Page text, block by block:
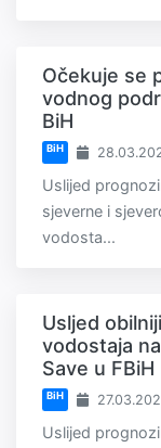
Očekuje se
vodnog
BiH
BiH
Uslijed
sjeverne i
vodosta...
Usljed
vodostaja
Save u FBiH
BiH
Uslijed